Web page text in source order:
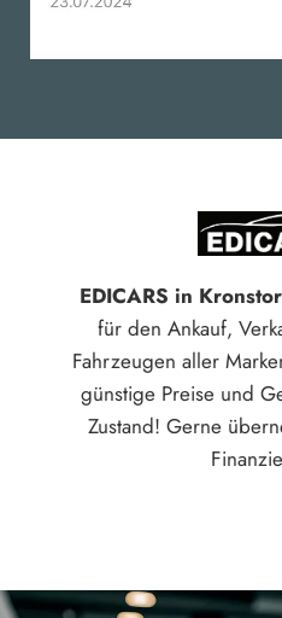
EDICARS in
für den Ankauf,
Fahrzeugen aller
günstige Preise und
Zustand! Gerne